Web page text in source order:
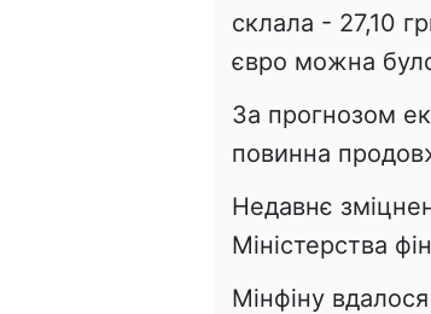
склала - 27,10
євро можна
За прогнозом
повинна
Недавнє
Міністерства
Мінфіну